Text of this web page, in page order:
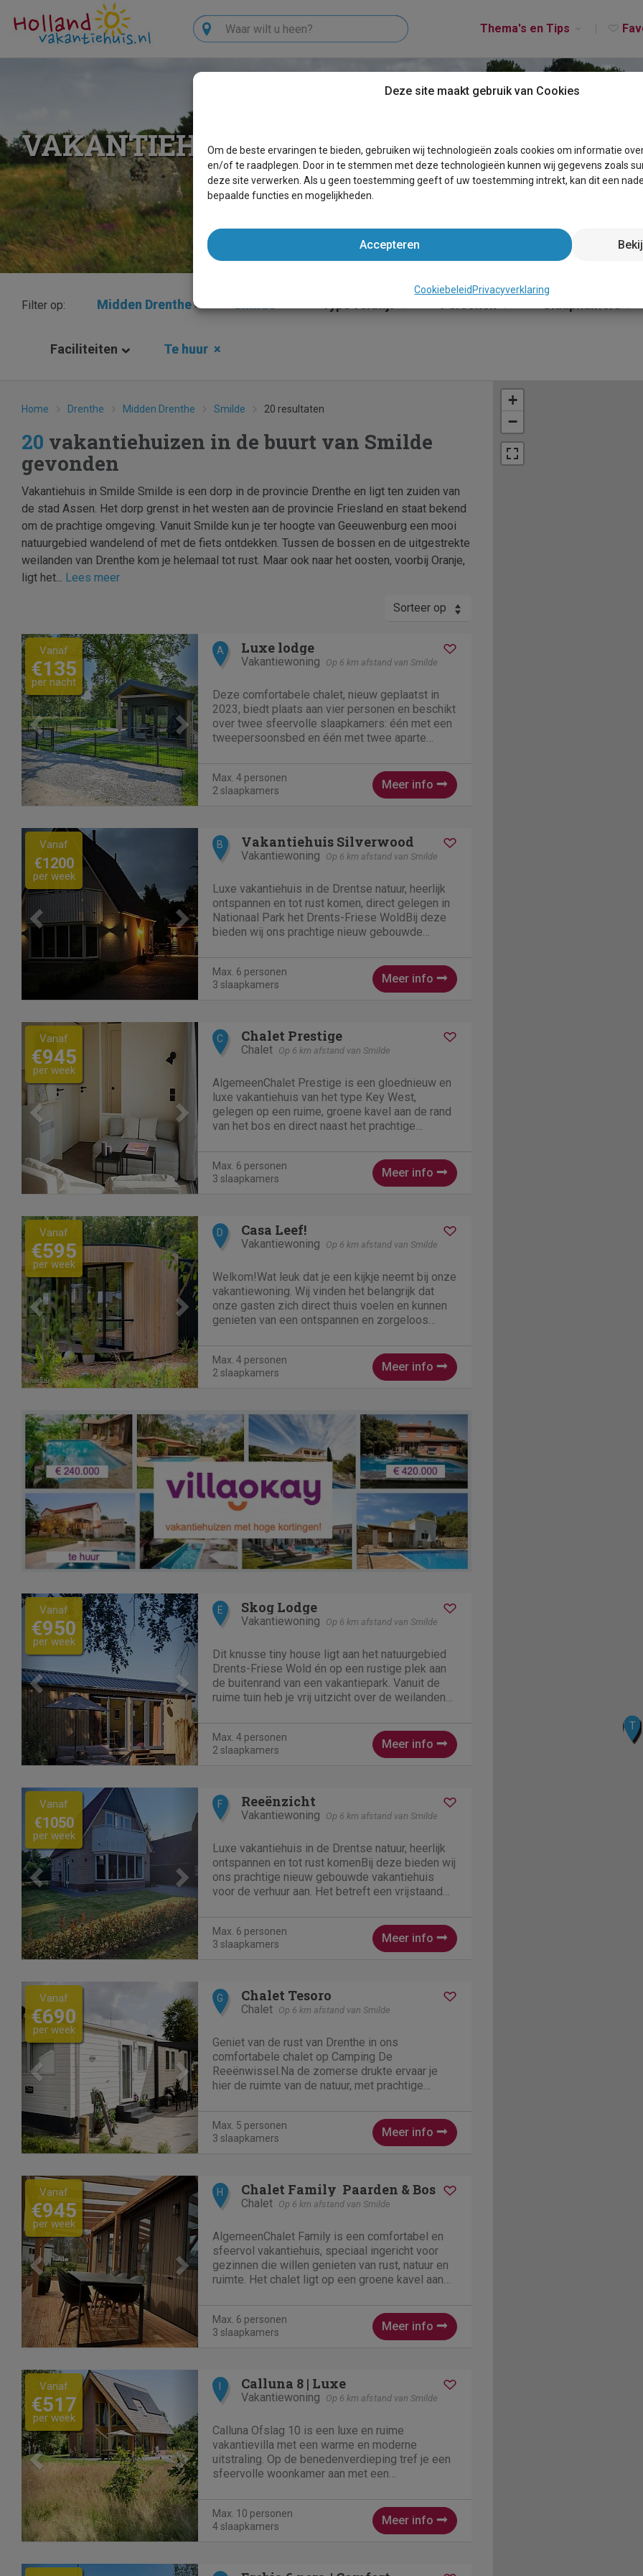
Thema's en Tips
Zoeken
VAKANTIEHUIZEN SMILDE
Filter op: Midden Drenthe×
Faciliteiten Te huur ×
Home Drenthe Midden Drenthe Smilde 20 resultaten
20 vakantiehuizen in de buurt van Smilde
gevonden
Vakantiehuis in Smilde Smilde is een dorp in de provincie Drenthe en ligt ten zuiden van
de stad Assen. Het dorp grenst in het westen aan de provincie Friesland en staat bekend
om de prachtige omgeving. Vanuit Smilde kun je ter hoogte van Geeuwenburg een mooi
natuurgebied wandelend of met de fiets ontdekken. Tussen de bossen en de uitgestrekte
weilanden van Drenthe kom je helemaal tot rust. Maar ook naar het oosten, voorbij Oranje,
ligt het... Lees meer
Sorteer op
Previous Next
Vanaf
€135
per nacht
A Luxe lodge
Vakantiewoning Op 6 km afstand van Smilde
Deze comfortabele chalet, nieuw geplaatst in
2023, biedt plaats aan vier personen en beschikt
over twee sfeervolle slaapkamers: één met een
tweepersoonsbed en één met twee aparte
voldoende opbergruimte. De...
Max. 4 personen
2 slaapkamers
Meer info
Previous Next
Vanaf
€1200
per week
B Vakantiehuis Silverwood
Vakantiewoning Op 6 km afstand van Smilde
Luxe vakantiehuis in de Drentse natuur, heerlijk
ontspannen en tot rust komen, direct gelegen in
Nationaal Park het Drents-Friese WoldBij deze
bieden wij ons prachtige nieuw gebouwde
omheinde kavel van...
Max. 6 personen
3 slaapkamers
Meer info
Previous Next
Vanaf
€945
per week
C Chalet Prestige
Chalet Op 6 km afstand van Smilde
AlgemeenChalet Prestige is een gloednieuw en
luxe vakantiehuis van het type Key West,
gelegen op een ruime, groene kavel aan de rand
van het bos en direct naast het prachtige
biedt een unieke combinatie...
Max. 6 personen
3 slaapkamers
Meer info
Previous Next
Vanaf
€595
per week
D Casa Leef!
Vakantiewoning Op 6 km afstand van Smilde
Welkom!Wat leuk dat je een kijkje neemt bij onze
vakantiewoning. Wij vinden het belangrijk dat
onze gasten zich direct thuis voelen en kunnen
genieten van een ontspannen en zorgeloos
voorzien. De woning...
Max. 4 personen
2 slaapkamers
Meer info
Previous Next
Vanaf
€950
per week
E Skog Lodge
Vakantiewoning Op 6 km afstand van Smilde
Dit knusse tiny house ligt aan het natuurgebied
Drents-Friese Wold én op een rustige plek aan
de buitenrand van een vakantiepark. Vanuit de
ruime tuin heb je vrij uitzicht over de weilanden
door het...
Max. 4 personen
2 slaapkamers
Meer info
Previous Next
Vanaf
€1050
per week
F Reeënzicht
Vakantiewoning Op 6 km afstand van Smilde
Luxe vakantiehuis in de Drentse natuur, heerlijk
ontspannen en tot rust komenBij deze bieden wij
ons prachtige nieuw gebouwde vakantiehuis
voor de verhuur aan. Het betreft een vrijstaand
evt. honden. Gelegen in...
Max. 6 personen
3 slaapkamers
Meer info
Previous Next
Vanaf
€690
per week
G Chalet Tesoro
Chalet Op 6 km afstand van Smilde
Geniet van de rust van Drenthe in ons
comfortabele chalet op Camping De
Reeënwissel.Na de zomerse drukte ervaar je
hier de ruimte van de natuur, met prachtige
Wold of geniet je van de omgeving mét volop...
Max. 5 personen
3 slaapkamers
Meer info
Previous Next
Vanaf
€945
per week
H Chalet Family  Paarden & Bos
Chalet Op 6 km afstand van Smilde
AlgemeenChalet Family is een comfortabel en
sfeervol vakantiehuis, speciaal ingericht voor
gezinnen die willen genieten van rust, natuur en
ruimte. Het chalet ligt op een groene kavel aan
unieke plek waar...
Max. 6 personen
3 slaapkamers
Meer info
Previous Next
Vanaf
€517
per week
Calluna 8 | Luxe
Vakantiewoning Op 6 km afstand van Smilde
Calluna Ofslag 10 is een luxe en ruime
vakantievilla met een warme en moderne
uitstraling. Op de benedenverdieping tref je een
sfeervolle woonkamer aan met een
lichtinval en een prachtig uitzicht op de...
Max. 10 personen
4 slaapkamers
Meer info
I
J
K
L
M
N
O
P
Q
R
S
T
+
−
Deze site maakt gebruik van Cookies
Om de beste ervaringen te bieden, gebruiken wij technologieën zoals cookies om informatie
en/of te raadplegen. Door in te stemmen met deze technologieën kunnen wij gegevens zoals
deze site verwerken. Als u geen toestemming geeft of uw toestemming intrekt, kan dit een
bepaalde functies en mogelijkheden.
Accepteren
Cookiebeleid Privacyverklaring